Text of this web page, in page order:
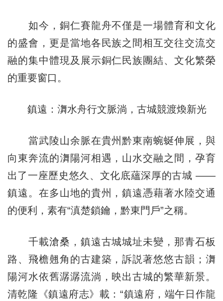
如今，銅仁賽龍舟不僅是一場體育和文化
的盛會，更是當地各民族之間相互交往交流交
融的集中體現及展示銅仁民族團結、文化繁榮
的重要窗口。
鎮遠：㵲水舟行文脈淌，古城競渡煥新光
當武陵山余脈在貴州黔東南蜿蜒伸展，與
向東奔流的㵲陽河相遇，山水交融之間，孕育
出了一座歷史悠久、文化底蘊深厚的古城 ——
鎮遠。在多山地的貴州，鎮遠憑藉著水陸交通
的便利，素有“滇楚鎖鑰，黔東門戶”之稱。
千載滄桑，鎮遠古城城址未變，那青石板
路、飛檐翹角的古建築，訴説著悠悠古韻；㵲
陽河水依舊潺潺流淌，映出古城的繁華新景。
清乾隆《鎮遠府志》載：“鎮遠府，端午日作龍